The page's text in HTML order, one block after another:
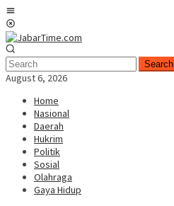
Skip
to
content
Search
August 6, 2026
Home
Nasional
Daerah
Hukrim
Politik
Sosial
Olahraga
Gaya Hidup